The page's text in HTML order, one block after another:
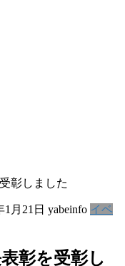
彰しました
1月21日 yabeinfo イベ
彰を受彰し